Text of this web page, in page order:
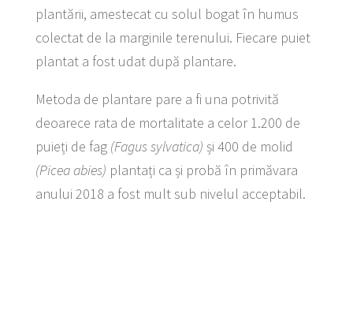
plantării, amestecat cu solul bogat în humus
colectat de la marginile terenului. Fiecare puiet
plantat a fost udat după plantare.
Metoda de plantare pare a fi una potrivită
deoarece rata de mortalitate a celor 1.200 de
puieți de fag (Fagus sylvatica) și 400 de molid
(Picea abies) plantați ca și probă în primăvara
anului 2018 a fost mult sub nivelul acceptabil.